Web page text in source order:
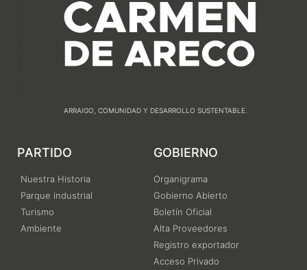
ARRAIGO, COMUNIDAD Y DESARROLLO SUSTENTABLE.
PARTIDO
Nuestra Historia
Parque industrial
Turismo
Ambiente
GOBIERNO
Organigrama
Gobierno Abierto
Boletín Oficial
Alta Proveedores
Registro exportador
Acceso Privado